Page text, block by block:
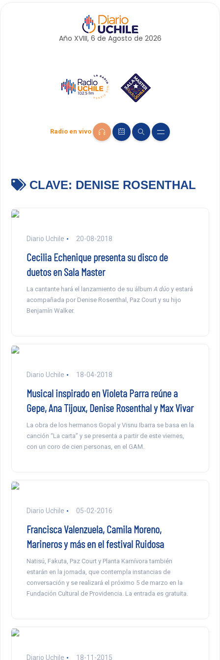
Año XVIII, 6 de Agosto de 2026
Radio en vivo
CLAVE: DENISE ROSENTHAL
Diario Uchile 20-08-2018
Cecilia Echenique presenta su disco de
duetos en Sala Master
La cantante hará el lanzamiento de su álbumA dúoy estará
acompañada por Denise Rosenthal, Paz Court y su hijo
Benjamín Walker.
Diario Uchile 18-04-2018
Musical inspirado en Violeta Parra reúne a
Gepe, Ana Tijoux, Denise Rosenthal y Max Vivar
La obra de los hermanos Gopal y Visnu Ibarra se basa en la
canción “La carta” y se presenta a partir de este viernes,
con un coro de cien personas, en el GAM.
Diario Uchile 05-02-2016
Francisca Valenzuela, Camila Moreno,
Marineros y más en el festival Ruidosa
Natisú, Fakuta, Paz Court y Planta Karnívora también
estarán en la jornada, que contempla instancias de
conversación y se realizará el próximo 5 de marzo en la
Fundación Cultural de Providencia. La entrada es gratuita.
Diario Uchile 18-11-2015